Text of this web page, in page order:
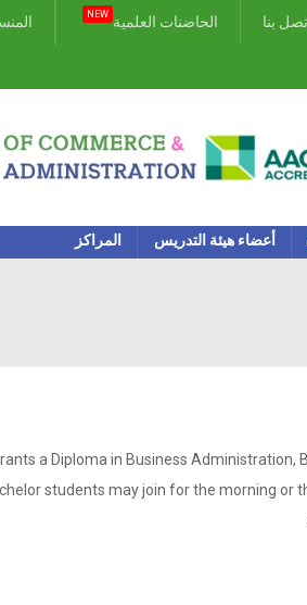
بنا الحاضنات العلمية NEW
أعضاء هيئة التدريس المراكز
a Diploma in Business
students may join for the morning or